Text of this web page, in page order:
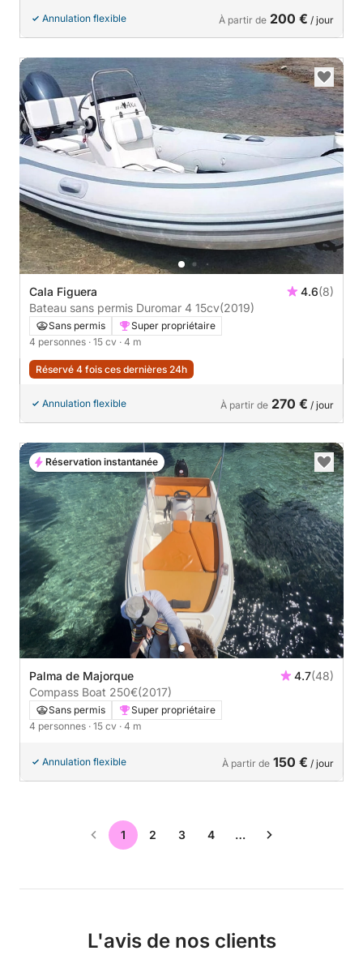
Annulation flexible À partir de 200 € / jour
Cala Figuera 4.6(8)
Bateau sans permis Duromar 4 15cv(2019)
Sans permis
Super propriétaire
4 personnes · 15 cv · 4 m
Réservé 4 fois ces dernières 24h
Annulation flexible À partir de 270 € / jour
Palma de Majorque 4.7(48)
Compass Boat 250€(2017)
Sans permis
Super propriétaire
4 personnes · 15 cv · 4 m
Annulation flexible À partir de 150 € / jour
Réservation instantanée
1 2 3 4 …
L'avis de nos clients